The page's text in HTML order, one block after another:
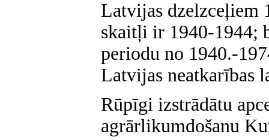
Latvijas dzelzceļiem
skaitļi ir 1940-1944;
periodu no 1940.-
Latvijas neatkarības
Rūpīgi izstrādātu
agrārlikumdošanu